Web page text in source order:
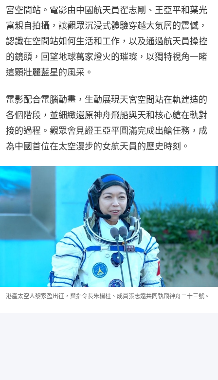
宮空間站。電影由中國航天員翟志剛、王亞平和葉光
富親自拍攝，讓觀眾沉浸式體驗穿越大氣層的震憾，
認識在空間站如何生活和工作，以及通過航天員操控
的鏡頭，回望地球萬家燈火的璀璨，以獨特視角一睹
這顆壯麗藍星的風采。
電影配合電腦動畫，生動展現天宮空間站在軌建造的
各個階段，並細緻還原神舟飛船與天和核心艙在軌對
接的過程。觀眾會見證王亞平圓滿完成出艙任務，成
為中國首位在太空漫步的女航天員的歷史時刻。
港產太空人黎家盈出征，與指令長朱楊柱、成員張志遠共同執飛神舟二十三號。